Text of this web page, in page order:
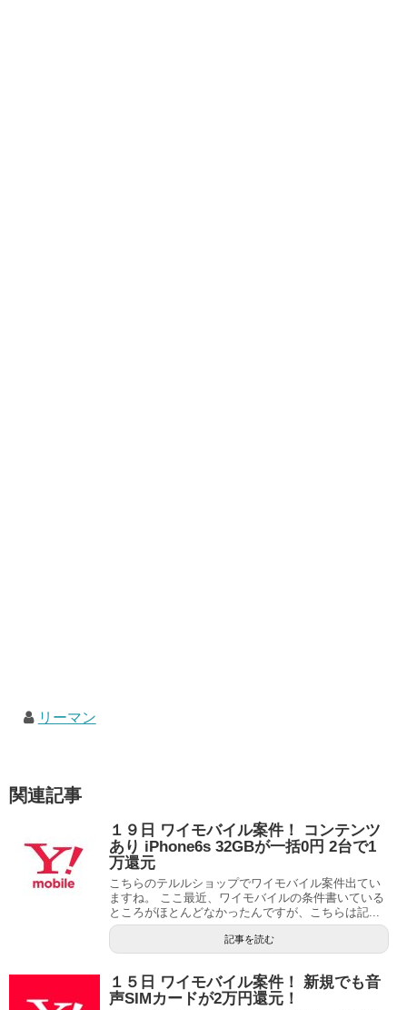
リーマン
関連記事
１９日 ワイモバイル案件！ コンテンツ
あり iPhone6s 32GBが一括0円 2台で1
万還元
こちらのテルルショップでワイモバイル案件出てい
ますね。 ここ最近、ワイモバイルの条件書いている
ところがほとんどなかったんですが、こちらは記...
記事を読む
１５日 ワイモバイル案件！ 新規でも音
声SIMカードが2万円還元！